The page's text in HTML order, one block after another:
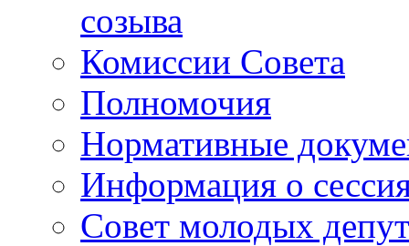
созыва
Комиссии Совета
Полномочия
Нормативные
Информация о
Совет молодых